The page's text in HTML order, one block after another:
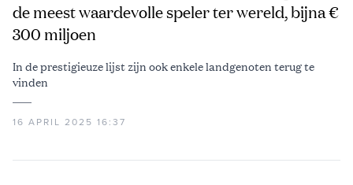
de meest waardevolle speler ter wereld, bijna €
300 miljoen
In de prestigieuze lijst zijn ook enkele landgenoten terug te
vinden
16 APRIL 2025 16:37